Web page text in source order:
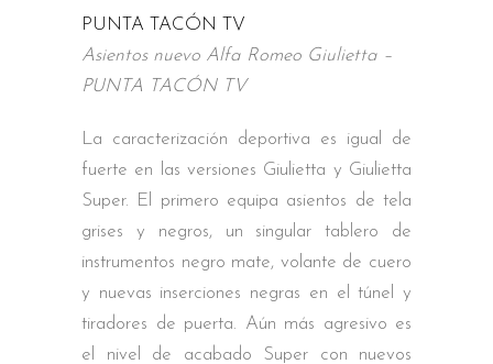
Asientos nuevo Alfa Romeo Giulietta –
PUNTA TACÓN TV
La caracterización deportiva es igual de
fuerte en las versiones Giulietta y Giulietta
Super. El primero equipa asientos de tela
grises y negros, un singular tablero de
instrumentos negro mate, volante de cuero
y nuevas inserciones negras en el túnel y
tiradores de puerta. Aún más agresivo es
el nivel de acabado Super con nuevos